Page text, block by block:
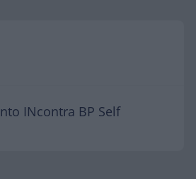
INcontra BP Self